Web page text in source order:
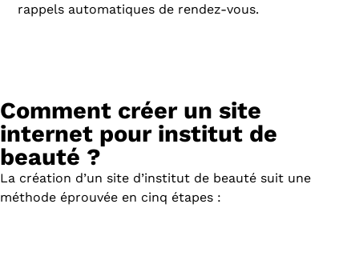
rappels automatiques de rendez-vous.
Comment créer un site
internet pour institut de
beauté ?
La création d’un site d’institut de beauté suit une
méthode éprouvée en cinq étapes :